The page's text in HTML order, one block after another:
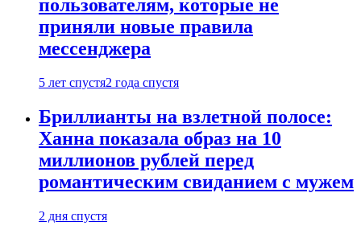
пользователям, которые не
приняли новые правила
мессенджера
5 лет спустя2 года спустя
Бриллианты на взлетной полосе:
Ханна показала образ на 10
миллионов рублей перед
романтическим свиданием с мужем
2 дня спустя